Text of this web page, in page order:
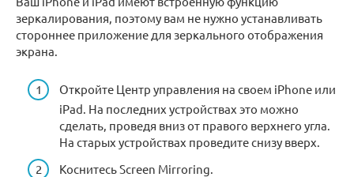
зеркалирования, поэтому вам не нужно устанавливать
стороннее приложение для зеркального отображения
экрана.
Откройте Центр управления на своем iPhone или
iPad. На последних устройствах это можно
сделать, проведя вниз от правого верхнего угла.
На старых устройствах проведите снизу вверх.
Коснитесь Screen Mirroring.